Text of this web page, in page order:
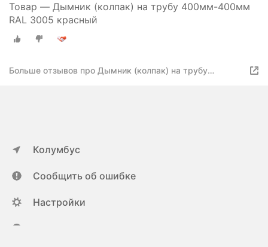
Товар — Дымник (колпак) на трубу 400мм-400мм
RAL 3005 красный
Больше отзывов про Дымник (колпак) на трубу
Колумбус
Сообщить об ошибке
Настройки